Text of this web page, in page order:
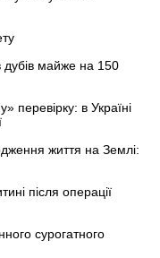
дубів майже на 150
перевірку: в Україні
життя на Землі:
після операції
сурогатного